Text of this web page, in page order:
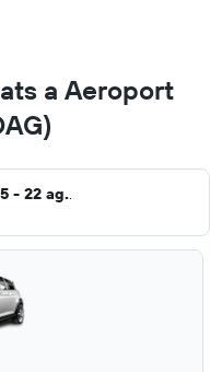
a Aeroport
- 22 ag..